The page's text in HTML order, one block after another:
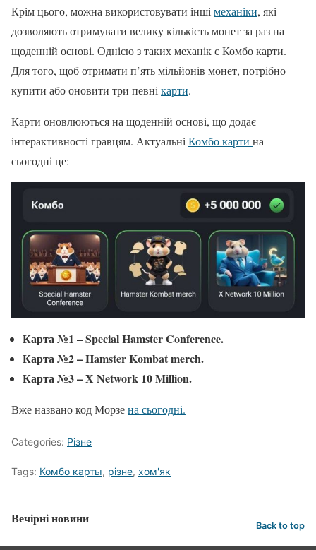
Крім цього, можна використовувати іншімеханіки, які
дозволяють отримувати велику кількість монет за раз на
щоденній основі. Однією з таких механік є Комбо карти.
Для того, щоб отримати п’ять мільйонів монет, потрібно
купити або оновити три певнікарти.
Карти оновлюються на щоденній основі, що додає
інтерактивності гравцям. АктуальніКомбо карти на
сьогодні це:
Карта №1 – Special Hamster Conference.
Карта №2 – Hamster Kombat merch.
Карта №3 – X Network 10 Million.
Вже названо код Морзена сьогодні.
Categories: Різне
Tags: Комбо карты, різне, хом'як
Вечірні новини Back to top